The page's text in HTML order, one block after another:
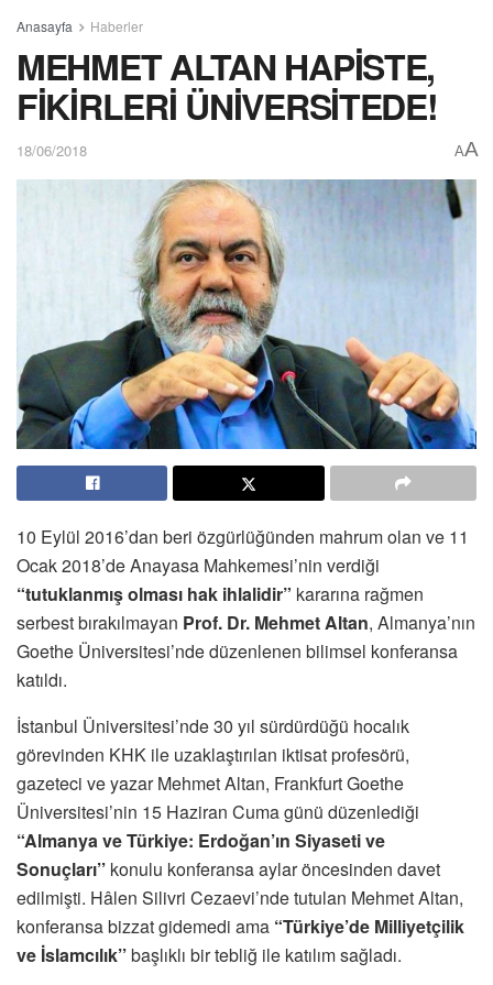
Anasayfa Haberler
MEHMET ALTAN HAPİSTE,
FİKİRLERİ ÜNİVERSİTEDE!
18/06/2018 AA
10 Eylül 2016’dan beri özgürlüğünden mahrum olan ve 11
Ocak 2018’de Anayasa Mahkemesi’nin verdiği
“tutuklanmış olması hak ihlalidir” kararına rağmen
serbest bırakılmayan Prof. Dr. Mehmet Altan, Almanya’nın
Goethe Üniversitesi’nde düzenlenen bilimsel konferansa
katıldı.
İstanbul Üniversitesi’nde 30 yıl sürdürdüğü hocalık
görevinden KHK ile uzaklaştırılan iktisat profesörü,
gazeteci ve yazar Mehmet Altan, Frankfurt Goethe
Üniversitesi’nin 15 Haziran Cuma günü düzenlediği
“Almanya ve Türkiye: Erdoğan’ın Siyaseti ve
Sonuçları’’ konulu konferansa aylar öncesinden davet
edilmişti. Hâlen Silivri Cezaevi’nde tutulan Mehmet Altan,
konferansa bizzat gidemedi ama “Türkiye’de Milliyetçilik
ve İslamcılık’’başlıklı bir tebliğ ile katılım sağladı.